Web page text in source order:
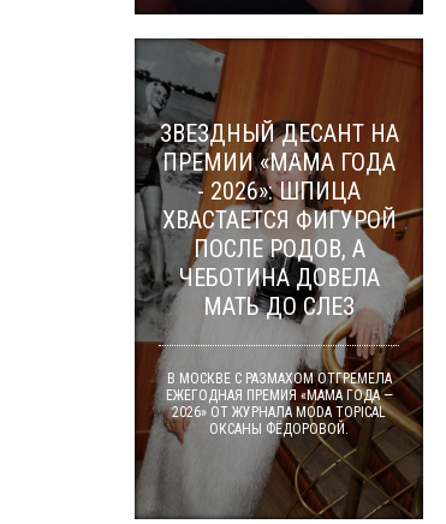
ЗВЕЗДНЫЙ ДЕСАНТ НА
ПРЕМИИ «МАМА ГОДА
- 2026»: ШПИЦА
ХВАСТАЕТСЯ ФИГУРОЙ
ПОСЛЕ РОДОВ, А
ЧЕБОТИНА ДОВЕЛА
МАТЬ ДО СЛЕЗ
В МОСКВЕ С РАЗМАХОМ ОТГРЕМЕЛА
ЕЖЕГОДНАЯ ПРЕМИЯ «МАМА ГОДА —
2026» ОТ ЖУРНАЛА MODA TOPICAL
ОКСАНЫ ФЁДОРОВОЙ.